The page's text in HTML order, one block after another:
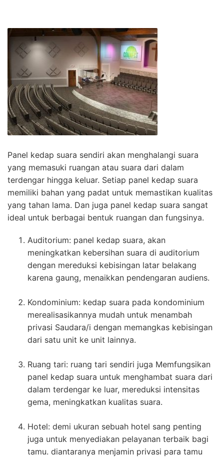
Panel kedap suara sendiri akan menghalangi suara
yang memasuki ruangan atau suara dari dalam
terdengar hingga keluar. Setiap panel kedap suara
memiliki bahan yang padat untuk memastikan kualitas
yang tahan lama. Dan juga panel kedap suara sangat
ideal untuk berbagai bentuk ruangan dan fungsinya.
Auditorium: panel kedap suara, akan
meningkatkan kebersihan suara di auditorium
dengan mereduksi kebisingan latar belakang
karena gaung, menaikkan pendengaran audiens.
Kondominium: kedap suara pada kondominium
merealisasikannya mudah untuk menambah
privasi Saudara/i dengan memangkas kebisingan
dari satu unit ke unit lainnya.
Ruang tari: ruang tari sendiri juga Memfungsikan
panel kedap suara untuk menghambat suara dari
dalam terdengar ke luar, mereduksi intensitas
gema, meningkatkan kualitas suara.
Hotel: demi ukuran sebuah hotel sang penting
juga untuk menyediakan pelayanan terbaik bagi
tamu. diantaranya menjamin privasi para tamu